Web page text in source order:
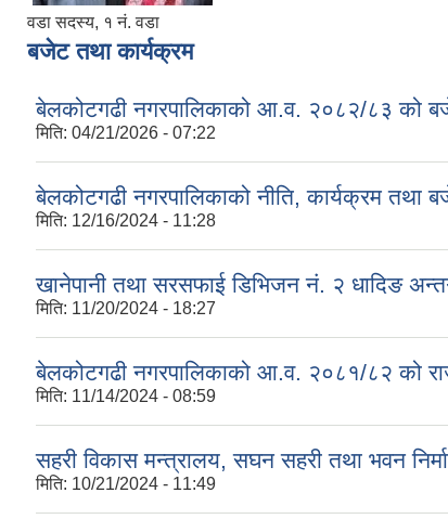
वडा सदस्य, १ नं. वडा
बजेट तथा कार्यक्रम
बेलकोटगढी नगरपालिकाको आ.व. २०८२/८३ को
मिति: 04/21/2026 - 07:22
बेलकोटगढी नगरपालिकाको नीति, कार्यक्रम
मिति: 12/16/2024 - 11:28
खानेपानी तथा सरसफाई डिभिजन नं. २ धादिङ
मिति: 11/20/2024 - 18:27
बेलकोटगढी नगरपालिकाको आ.व. २०८१/८२ को
मिति: 11/14/2024 - 08:59
सहरी विकास मन्त्रालय, सघन सहरी तथा भवन
मिति: 10/21/2024 - 11:49